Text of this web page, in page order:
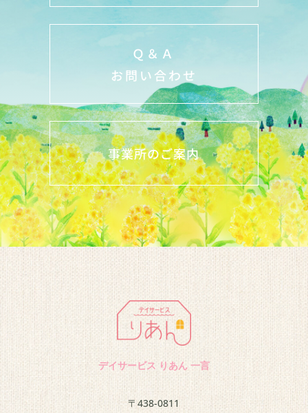
Ｑ＆Ａ
お問い合わせ
事業所のご案内
デイサービス りあん 一言
〒438-0811